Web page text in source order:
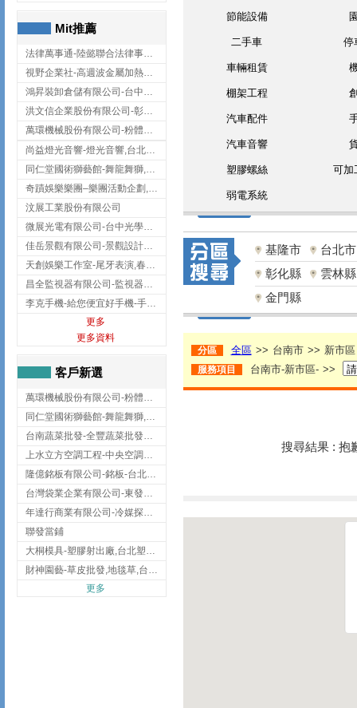
Mit推薦
法律萬事通-陸懿聯合法律事務所
視野企業社-高週波金屬加熱設備,彰化高週波金屬加熱設備
鴻昇裝卸倉儲有限公司-台中貨櫃裝卸
洪文信企業股份有限公司-彰化鋅合金鑄造,彰化五金加工,彰化五金配件
萬環機械股份有限公司-粉體塗裝設備,輸送機,輸送機設備,台南輸送機
尚益燈光音響-燈光音響,台北燈光音響,台北燈光音響出租
同仁堂國術獅藝館-舞龍舞獅,台中舞龍舞獅
奇蹟娛樂樂團–樂團活動企劃,台中樂團表演,台中婚禮樂團
汶展工業股份有限公司
微展光電有限公司-台中光學鍍膜,optical filter taiwan,台灣光學鍍膜
佳岳景觀有限公司-景觀設計公司,台北景觀設計,台北景觀工程,中山區景觀設計
天創娛樂工作室-尾牙表演,春酒表演,板橋尾牙表演
昌全監視器有限公司-監視器安裝,高雄監視器安裝,鳳山區監視器安裝
李克手機-給您便宜好手機-手機收購,屏東手機收購
更多
更多資料
客戶新選
萬環機械股份有限公司-粉體塗裝設備,輸送機,輸送機設備,台南輸送機
同仁堂國術獅藝館-舞龍舞獅,台中舞龍舞獅
台南蔬菜批發-全豐蔬菜批發專送/台南蔬菜箱宅配到府
上水立方空調工程-中央空調規劃,台北中央空調規劃
隆億銘板有限公司-銘板-台北銘板-板橋銘板
台灣袋業企業有限公司-東發企業社/台中太空袋/太空包
年達行商業有限公司-冷媒探漏儀,壓力錶組,真空泵浦,台北冷凍空調材料
聯發當鋪
大桐模具-塑膠射出廠,台北塑膠射出廠
財神園藝-草皮批發,地毯草,台北草,彰化地毯草,彰化台北草
更多
節能設備
二手車 停
車輛租賃
棚架工程
汽車配件
汽車音響
塑膠螺絲 可加
弱電系統
基隆市
台北市
彰化縣
雲林縣
金門縣
分區 全區 >> 台南市 >> 新市區
服務項目 台南市-新市區- >>
搜尋結果 : 抱